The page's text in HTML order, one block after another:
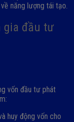
năng lượng tái tạo.
gia đầu tư
vốn đầu tư phát
huy động vốn cho